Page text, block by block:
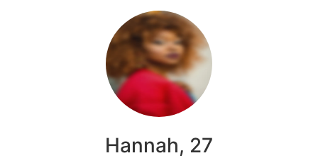
Hannah, 27